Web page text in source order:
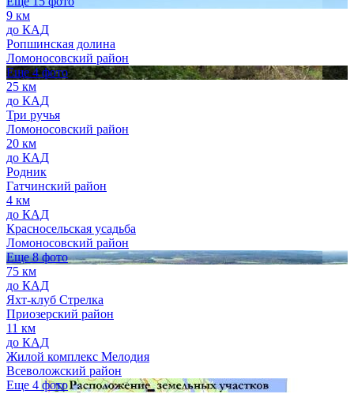
9 км
до КАД
Ропшинская долина
Ломоносовский район
Еще 4 фото
25 км
до КАД
Три ручья
Ломоносовский район
20 км
до КАД
Родник
Гатчинский район
4 км
до КАД
Красносельская усадьба
Ломоносовский район
Еще 8 фото
75 км
до КАД
Яхт-клуб Стрелка
Приозерский район
11 км
до КАД
Жилой комплекс Мелодия
Всеволожский район
Еще 4 фото